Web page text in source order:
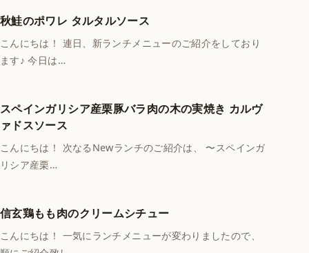
秋鮭のポワレ タルタルソース
こんにちは！ 連日、新ランチメニューのご紹介をしており
ます♪ 今日は…
スペインガリシア産栗豚バラ肉の木の実焼き カルヴ
ァドスソース
こんにちは！ 次なるNewランチのご紹介は、 〜スペインガ
リシア産栗…
信玄鶏もも肉のクリームシチュー
こんにちは！ 一気にランチメニューが変わりましたので、